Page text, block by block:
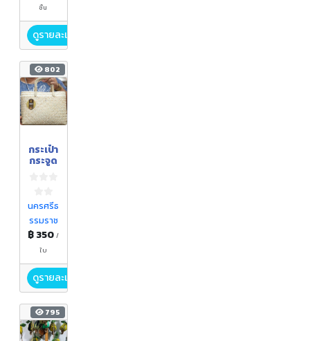
ชิ้น
ดูรายละเอียด
802
กระเป๋า
กระจูด
นครศรีธ
รรมราช
฿ 350/
ใบ
ดูรายละเอียด
795